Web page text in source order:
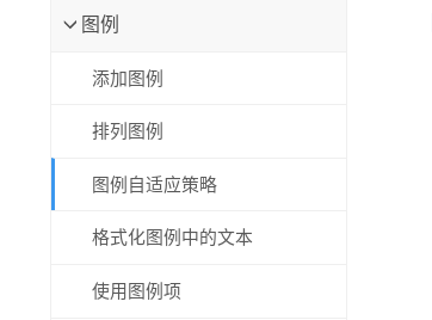
图例
添加图例
排列图例
图例自适应策略
格式化图例中的文本
使用图例项